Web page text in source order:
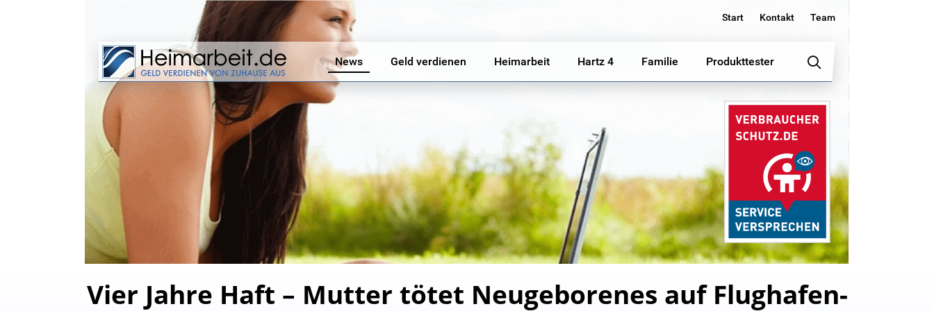
Start Kontakt Team
News Geld verdienen Heimarbeit Hartz 4 Familie Produkttester
Vier Jahre Haft – Mutter tötet Neugeborenes auf Flughafen-